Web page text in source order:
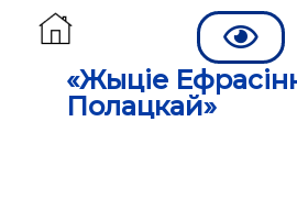
«Жыціе
Полацкай»